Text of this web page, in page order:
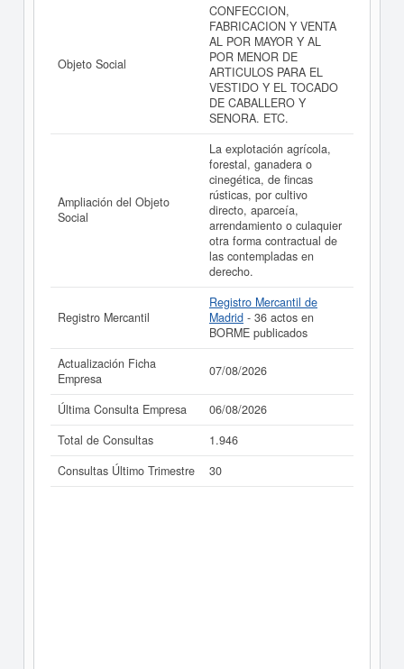
La última actualización del informe de empresa se ha
realizado el 07/08/2026.
Objeto Social
CONFECCION,
FABRICACION Y VENTA
AL POR MAYOR Y AL
POR MENOR DE
ARTICULOS PARA EL
VESTIDO Y EL TOCADO
DE CABALLERO Y
SENORA. ETC.
Ampliación del Objeto
Social
La explotación agrícola,
forestal, ganadera o
cinegética, de fincas
rústicas, por cultivo
directo, aparceía,
arrendamiento o culaquier
otra forma contractual de
las contempladas en
derecho.
Registro Mercantil
Registro Mercantil de
Madrid - 36 actos en
BORME publicados
Actualización Ficha
Empresa
07/08/2026
Última Consulta Empresa
06/08/2026
Total de Consultas
1.946
Consultas Último Trimestre
30